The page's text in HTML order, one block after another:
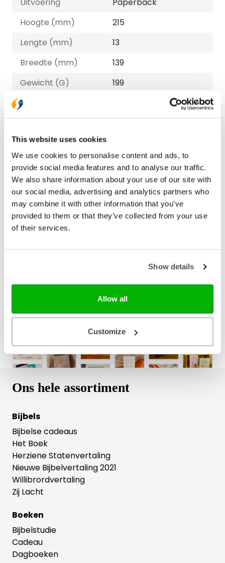
This website uses cookies
We use cookies to personalise content and ads, to
provide social media features and to analyse our traffic.
We also share information about your use of our site with
our social media, advertising and analytics partners who
may combine it with other information that you’ve
provided to them or that they’ve collected from your use
of their services.
Show details
Allow all
Customize
Hoogte (mm)
215
Lengte (mm)
13
Breedte (mm)
139
Gewicht (G)
199
ISBN
9789088973574
Verschijningsdatum
NUR-code
700
Auteur
Gerben van de Put
Taal
Nederlands
Aantal pagina's
Gratis retourneren
Ons hele assortiment
Bijbels
Bijbelse cadeaus
Het Boek
Herziene Statenvertaling
Nieuwe Bijbelvertaling 2021
Willibrordvertaling
Zij Lacht
Boeken
Bijbelstudie
Cadeau
Dagboeken